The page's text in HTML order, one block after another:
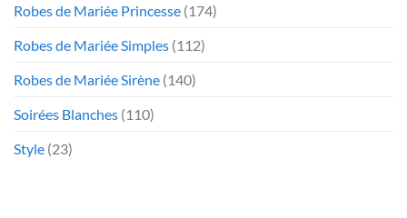
Robes de Mariée Princesse (174)
Robes de Mariée Simples (112)
Robes de Mariée Sirène (140)
Soirées Blanches (110)
Style (23)